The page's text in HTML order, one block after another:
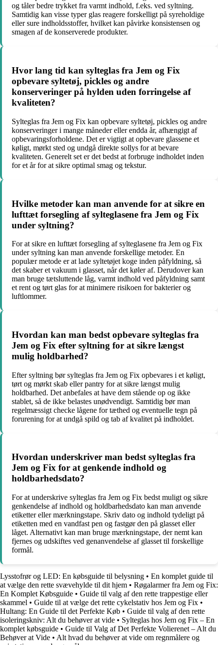
og tåler bedre trykket fra varmt indhold, f.eks. ved syltning.
Samtidig kan visse typer glas reagere forskelligt på syreholdige
eller sure indholdsstoffer, hvilket kan påvirke konsistensen og
smagen af de konserverede produkter.
Hvor lang tid kan sylteglas fra Jem og Fix
opbevare syltetøj, pickles og andre
konserveringer på hylden uden forringelse af
kvaliteten?
Sylteglas fra Jem og Fix kan opbevare syltetøj, pickles og andre
konserveringer i mange måneder eller endda år, afhængigt af
opbevaringsforholdene. Det er vigtigt at opbevare glassene et
køligt, mørkt sted og undgå direkte sollys for at bevare
kvaliteten. Generelt set er det bedst at forbruge indholdet inden
for et år for at sikre optimal smag og tekstur.
Hvilke metoder kan man anvende for at sikre en
lufttæt forsegling af sylteglasene fra Jem og Fix
under syltning?
For at sikre en lufttæt forsegling af sylteglasene fra Jem og Fix
under syltning kan man anvende forskellige metoder. En
populær metode er at lade syltetøjet koge inden påfyldning, så
det skaber et vakuum i glasset, når det køler af. Derudover kan
man bruge tætsluttende låg, varmt indhold ved påfyldning samt
et rent og tørt glas for at minimere risikoen for bakterier og
luftlommer.
Hvordan kan man bedst opbevare sylteglas fra
Jem og Fix efter syltning for at sikre længst
mulig holdbarhed?
Efter syltning bør sylteglas fra Jem og Fix opbevares i et køligt,
tørt og mørkt skab eller pantry for at sikre længst mulig
holdbarhed. Det anbefales at have dem stående op og ikke
stablet, så de ikke belastes unødvendigt. Samtidig bør man
regelmæssigt checke lågene for tæthed og eventuelle tegn på
forurening for at undgå spild og tab af kvalitet på indholdet.
Hvordan underskriver man bedst sylteglas fra
Jem og Fix for at genkende indhold og
holdbarhedsdato?
For at underskrive sylteglas fra Jem og Fix bedst muligt og sikre
genkendelse af indhold og holdbarhedsdato kan man anvende
etiketter eller mærkningstape. Skriv dato og indhold tydeligt på
etiketten med en vandfast pen og fastgør den på glasset eller
låget. Alternativt kan man bruge mærkningstape, der nemt kan
fjernes og udskiftes ved genanvendelse af glasset til forskellige
formål.
Lysstofrør og LED: En købsguide til belysning • En komplet guide til
at vælge den rette svævehylde til dit hjem • Røgalarmer fra Jem og Fix:
En Komplet Købsguide • Guide til valg af den rette trappestige eller
skammel • Guide til at vælge det rette cykelstativ hos Jem og Fix •
Hultang: En Guide til det Perfekte Køb • Guide til valg af den rette
isoleringskniv: Alt du behøver at vide • Sylteglas hos Jem og Fix – En
komplet købsguide • Guide til Valg af Det Perfekte Volierenet – Alt du
Behøver at Vide • Alt hvad du behøver at vide om regnmålere og